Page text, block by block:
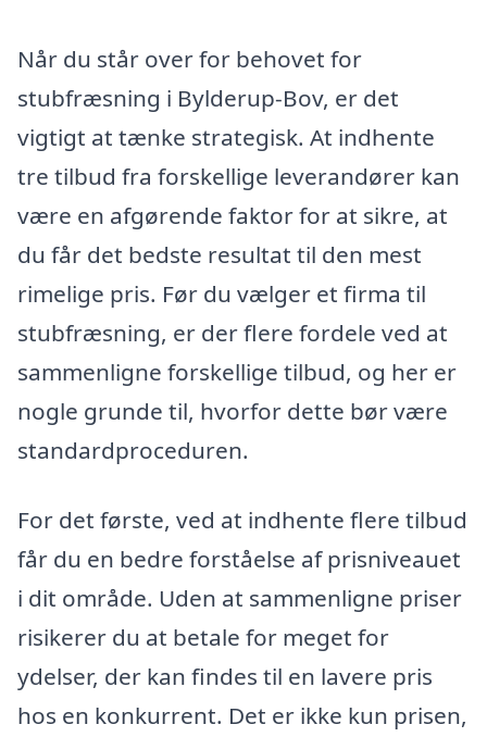
Når du står over for behovet for
stubfræsning i Bylderup-Bov, er det
vigtigt at tænke strategisk. At indhente
tre tilbud fra forskellige leverandører kan
være en afgørende faktor for at sikre, at
du får det bedste resultat til den mest
rimelige pris. Før du vælger et firma til
stubfræsning, er der flere fordele ved at
sammenligne forskellige tilbud, og her er
nogle grunde til, hvorfor dette bør være
standardproceduren.
For det første, ved at indhente flere tilbud
får du en bedre forståelse af prisniveauet
i dit område. Uden at sammenligne priser
risikerer du at betale for meget for
ydelser, der kan findes til en lavere pris
hos en konkurrent. Det er ikke kun prisen,